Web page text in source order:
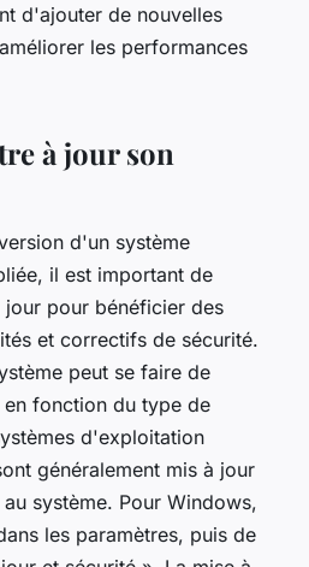
d'ajouter de nouvelles
les performances
à jour son
d'un système
il est important de
pour bénéficier des
et correctifs de sécurité.
peut se faire de
fonction du type de
d'exploitation
généralement mis à jour
système. Pour Windows,
les paramètres, puis de